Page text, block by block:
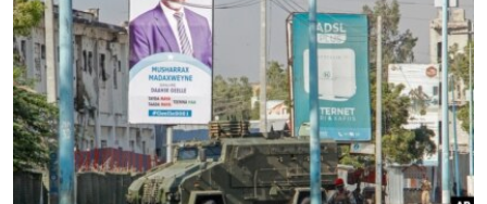
EUROPE
MIDDLE EAST
AID AND DEVELOPMENT
DEMOCRACY AND GOVERNANCE
ECONOMY AND TRADE
ENVIRONMENT AND HEALTH
IDEALS AND INSTITUTIONS
FOLLOW US